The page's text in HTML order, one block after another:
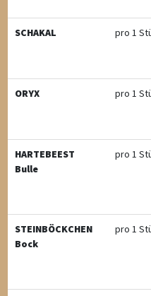
SCHAKAL pro 1
ORYX pro 1
HARTEBEEST
Bulle
pro 1
STEINBÖCKCHEN
Bock
pro 1